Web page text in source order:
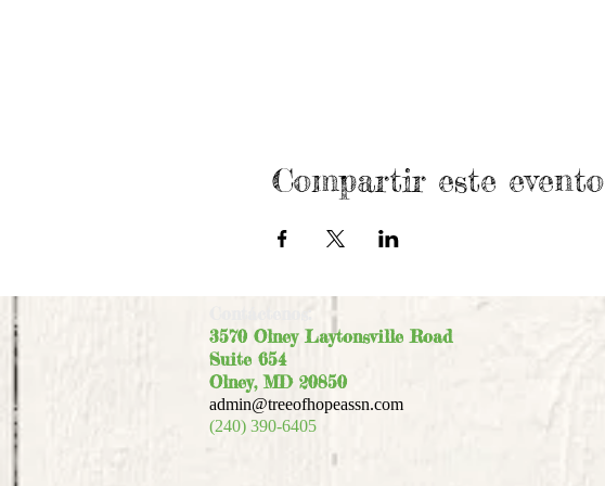
Compartir este evento
3570 Olney Laytonsville Road
Suite 654
Olney, MD 20850
admin@treeofhopeassn.com
(240) 390-6405